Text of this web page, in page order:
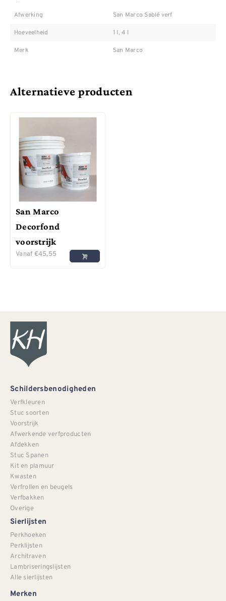
Afwerking San Marco Sablé verf
Hoeveelheid 1 l, 4 l
Merk San Marco
Alternatieve producten
San Marco
Decorfond
voorstrijk
Vanaf €45,55
Schildersbenodigheden
Verfkleuren
Stuc soorten
Voorstrijk
Afwerkende verfproducten
Afdekken
Stuc Spanen
Kit en plamuur
Kwasten
Verfrollen en beugels
Verfbakken
Overige
Sierlijsten
Perkhoeken
Perklijsten
Architraven
Lambriseringslijsten
Alle sierlijsten
Merken